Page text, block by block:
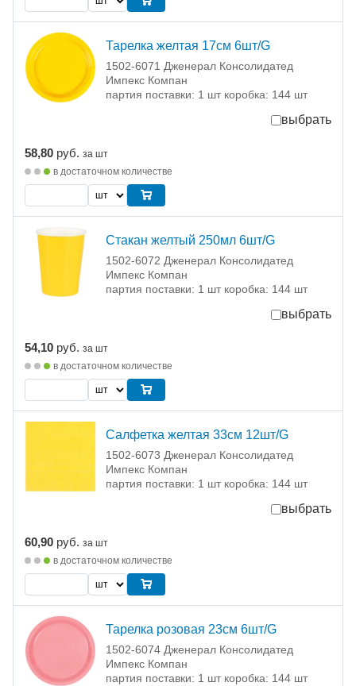
Тарелка желтая 17см 6шт/G
1502-6071 Дженерал Консолидатед
Импекс Компан
партия поставки: 1 шт коробка: 144 шт
выбрать
58,80 руб. за шт
в достаточном количестве
Стакан желтый 250мл 6шт/G
1502-6072 Дженерал Консолидатед
Импекс Компан
партия поставки: 1 шт коробка: 144 шт
выбрать
54,10 руб. за шт
в достаточном количестве
Салфетка желтая 33см 12шт/G
1502-6073 Дженерал Консолидатед
Импекс Компан
партия поставки: 1 шт коробка: 144 шт
выбрать
60,90 руб. за шт
в достаточном количестве
Тарелка розовая 23см 6шт/G
1502-6074 Дженерал Консолидатед
Импекс Компан
партия поставки: 1 шт коробка: 144 шт